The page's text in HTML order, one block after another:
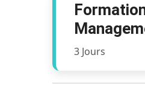
3 Jours